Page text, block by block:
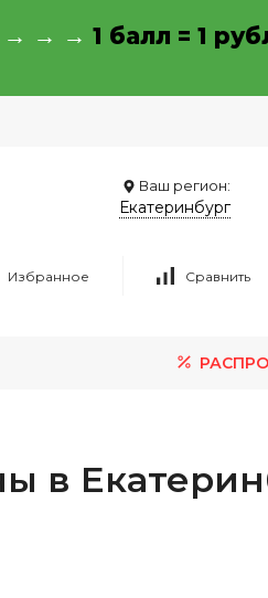
→ → → 1 балл = 1
Ваш регион:
Екатеринбург
Избранное Сравнить
в